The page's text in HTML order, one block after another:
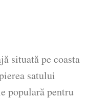
situată pe coasta
satului
populară pentru